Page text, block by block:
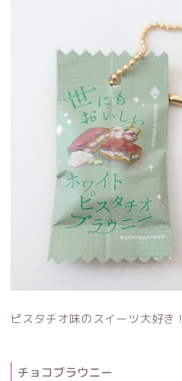
ピスタチオ味のスイーツ大好き！
チョコブラウニー